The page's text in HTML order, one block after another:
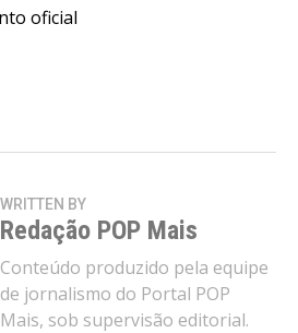
oficial
WRITTEN BY
Redação POP Mais
Conteúdo produzido pela equipe
de jornalismo do Portal POP
Mais, sob supervisão editorial.